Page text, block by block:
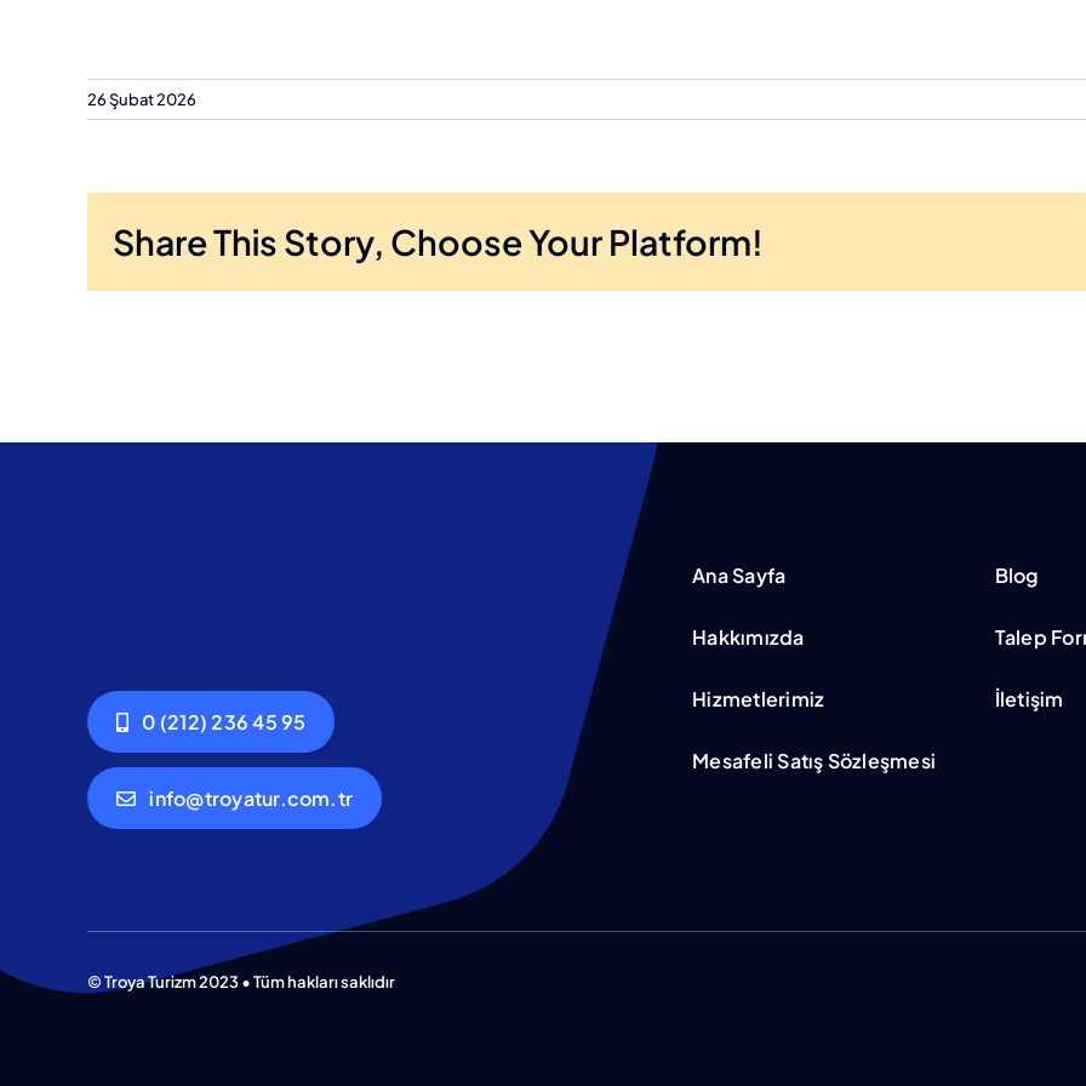
26 Şubat 2026
Share This Story, Choose Your Platform!
0 (212) 236 45 95
info@troyatur.com.tr
Ana Sayfa
Hakkımızda
Hizmetlerimiz
Mesafeli Satış Sözleşmesi
Blog
Talep
İletişim
© Troya Turizm 2023 • Tüm hakları saklıdır